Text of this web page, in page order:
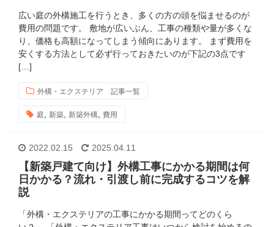
広い庭の外構施工を行うとき、多くの方の頭を悩ませるのが
費用の問題です。 敷地が広いぶん、工事の種類や量が多くな
り、価格も高額になってしまう傾向にあります。 まず費用を
安くする方法として必ず行っておきたいのが下記の3点です
[…]
外構・エクステリア 記事一覧
庭 新築 新築外構 費用
2022.02.15 2025.04.11
【新築戸建て向け】外構工事にかかる期間は何
日かかる？流れ・引渡し前に完成するコツを解
説
「外構・エクステリアの工事にかかる期間ってどのくら